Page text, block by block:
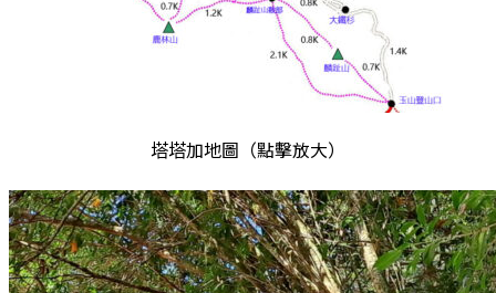
塔塔加地圖（點擊放大）